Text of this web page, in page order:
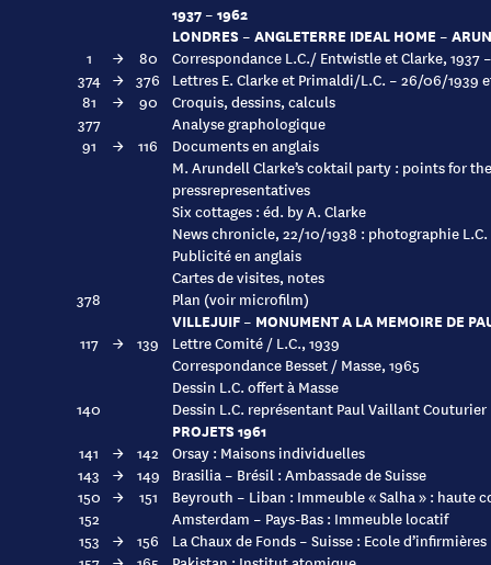
1937 – 1962
LONDRES – ANGLETERRE IDEAL HOME –
1 → 80
Correspondance L.C./ Entwistle et Clarke, 1937
374 → 376
Lettres E. Clarke et Primaldi/L.C. – 26/06/1939
81
→ 90
Croquis, dessins, calculs
377
Analyse graphologique
91
→ 116
Documents en anglais
M. Arundell Clarke’s coktail party : points for
pressrepresentatives
Six cottages : éd. by A. Clarke
News chronicle, 22/10/1938 : photographie
Publicité en anglais
Cartes de visites, notes
378
Plan (voir microfilm)
VILLEJUIF – MONUMENT A LA MEMOIRE DE
117 → 139
Lettre Comité / L.C., 1939
Correspondance Besset / Masse, 1965
Dessin L.C. offert à Masse
140
Dessin L.C. représentant Paul Vaillant Couturier
PROJETS 1961
141 → 142 Orsay : Maisons individuelles
143
→ 149
Brasilia – Brésil : Ambassade de Suisse
150 → 151
Beyrouth – Liban : Immeuble « Salha » : haute
152
Amsterdam – Pays-Bas : Immeuble locatif
153
→ 156
La Chaux de Fonds – Suisse : Ecole d’infirmières